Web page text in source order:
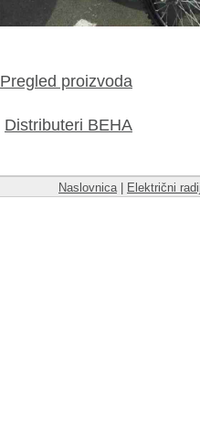
Pregled proizvoda
Distributeri BEHA
Naslovnica
Električni